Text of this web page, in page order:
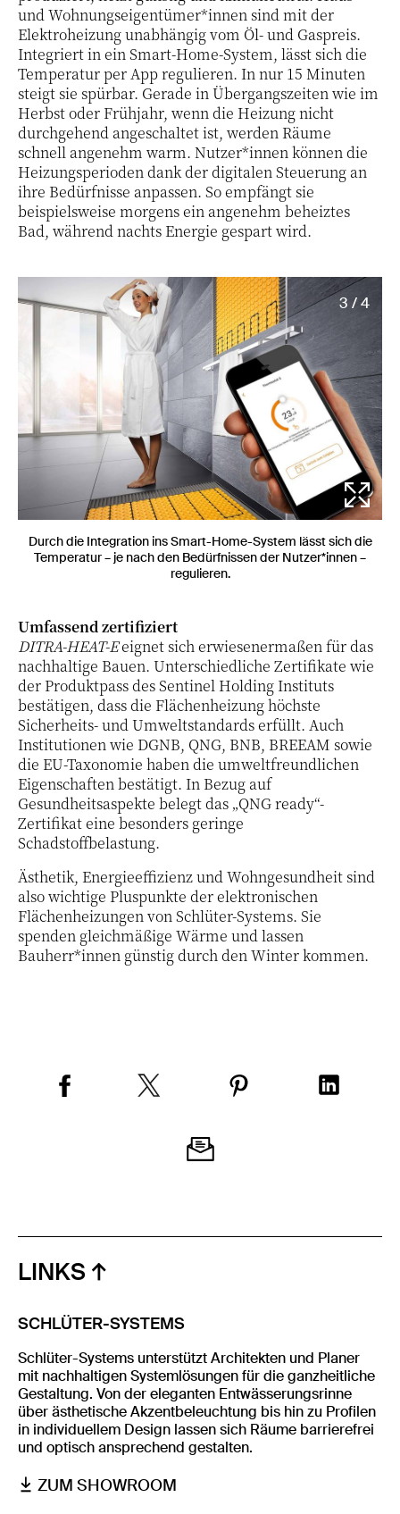
und Wohnungseigentümer*innen sind mit der
Elektroheizung unabhängig vom Öl- und Gaspreis.
Integriert in ein Smart-Home-System, lässt sich die
Temperatur per App regulieren. In nur 15 Minuten
steigt sie spürbar. Gerade in Übergangszeiten wie im
Herbst oder Frühjahr, wenn die Heizung nicht
durchgehend angeschaltet ist, werden Räume
schnell angenehm warm. Nutzer*innen können die
Heizungsperioden dank der digitalen Steuerung an
ihre Bedürfnisse anpassen. So empfängt sie
beispielsweise morgens ein angenehm beheiztes
Bad, während nachts Energie gespart wird.
3 / 4
Durch die Integration ins Smart-Home-System lässt sich die
Temperatur – je nach den Bedürfnissen der Nutzer*innen –
regulieren.
Umfassend zertifiziert
DITRA-HEAT-Eeignet sich erwiesenermaßen für das
nachhaltige Bauen. Unterschiedliche Zertifikate wie
der Produktpass des Sentinel Holding Instituts
bestätigen, dass die Flächenheizung höchste
Sicherheits- und Umweltstandards erfüllt. Auch
Institutionen wie DGNB, QNG, BNB, BREEAM sowie
die EU-Taxonomie haben die umweltfreundlichen
Eigenschaften bestätigt. In Bezug auf
Gesundheitsaspekte belegt das „QNG ready“-
Zertifikat eine besonders geringe
Schadstoffbelastung.
Ästhetik, Energieeffizienz und Wohngesundheit sind
also wichtige Pluspunkte der elektronischen
Flächenheizungen von Schlüter-Systems. Sie
spenden gleichmäßige Wärme und lassen
Bauherr*innen günstig durch den Winter kommen.
LINKS
SCHLÜTER-SYSTEMS
Schlüter-Systems unterstützt Architekten und Planer
mit nachhaltigen Systemlösungen für die ganzheitliche
Gestaltung. Von der eleganten Entwässerungsrinne
über ästhetische Akzentbeleuchtung bis hin zu Profilen
in individuellem Design lassen sich Räume barrierefrei
und optisch ansprechend gestalten.
ZUM SHOWROOM